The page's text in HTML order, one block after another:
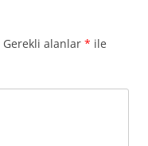
Gerekli alanlar * ile